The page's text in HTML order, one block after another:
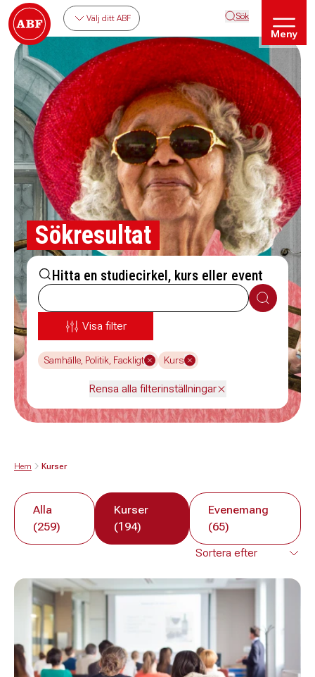
Välj ditt ABF Sök
Meny
Sökresultat
Hitta en studiecirkel, kurs eller event
Sök
Visa filter
Samhälle, Politik, Fackligt Kurs
Rensa alla filterinställningar
Hem Kurser
Alla
(259)
Kurser
(194)
Evenemang
(65)